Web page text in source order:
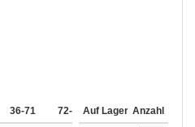
36-71 72-143 144-287 288 +
Auf Lager Anzahl